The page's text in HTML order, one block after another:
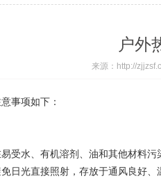
户外
来源：http://
事项如下：
受水、有机溶剂、油和其他材料污
日光直接照射，存放于通风良好、